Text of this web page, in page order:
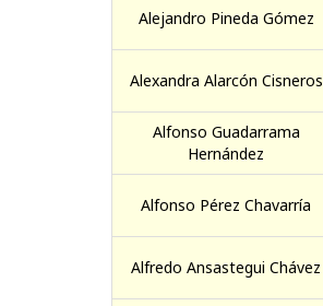
Alejandro Pineda Gómez
Alexandra Alarcón Cisneros
Alfonso Guadarrama
Hernández
Alfonso Pérez Chavarría
Alfredo Ansastegui Chávez